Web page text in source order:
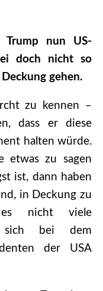
Trump nun US-
doch nicht so
gehen.
zu kennen –
dass er diese
halten würde.
etwas zu sagen
ist, dann haben
in Deckung zu
es nicht viele
sich bei dem
der USA